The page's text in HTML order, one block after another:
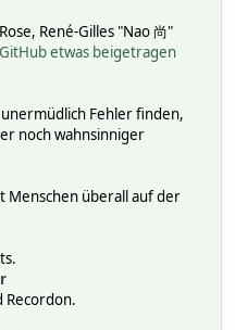
René-Gilles "Nao 尚"
etwas beigetragen
Fehler finden,
noch wahnsinniger
Menschen überall auf der
Recordon.